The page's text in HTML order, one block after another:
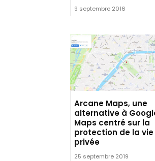
9 septembre 2016
Arcane Maps, une
alternative à
Maps centré sur la
protection de la vie
privée
25 septembre 2019